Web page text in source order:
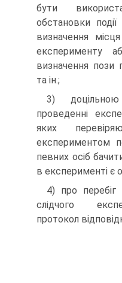
бути
обстановки
визначення
експерименту
визначення пози
та ін.;
3)
проведенні
яких
експериментом
певних осіб
в експерименті є
4) про перебіг
слідчого
протокол